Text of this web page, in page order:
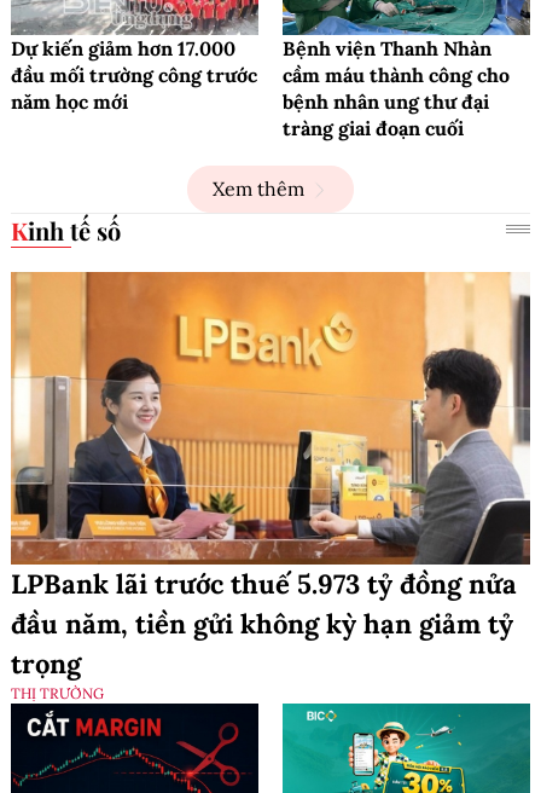
Dự kiến giảm hơn 17.000
đầu mối trường công trước
năm học mới
Bệnh viện Thanh Nhàn
cầm máu thành công cho
bệnh nhân ung thư đại
tràng giai đoạn cuối
Xem thêm
Kinh tế số
LPBank lãi trước thuế 5.973 tỷ đồng nửa
đầu năm, tiền gửi không kỳ hạn giảm tỷ
trọng
THỊ TRƯỜNG